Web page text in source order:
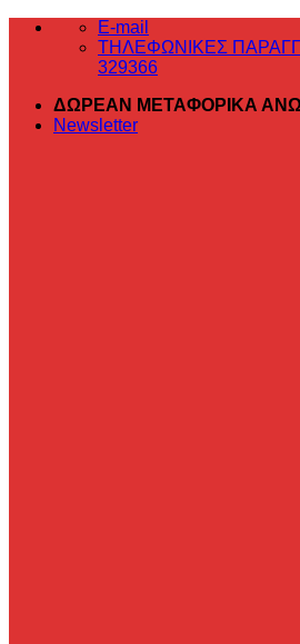
Μετάβαση
περιεχόμενο
E-mail
ΤΗΛΕΦΩΝΙΚΕΣ
329366
ΔΩΡΕΑΝ ΜΕΤΑΦΟΡΙΚΑ
Newsletter